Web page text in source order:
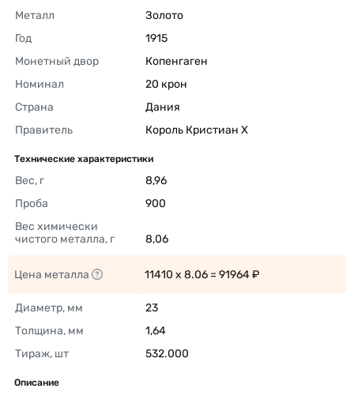
Металл
Золото
Год
1915
Монетный двор
Копенгаген
Номинал
20 крон
Страна
Дания
Правитель
Король Кристиан X
Технические характеристики
Вес, г
8,96
Проба
900
Вес химически
чистого металла, г
8,06
Цена металла 11410 x 8.06 = 91964 ₽
Диаметр, мм
23
Толщина, мм
1,64
Тираж, шт
532.000
Описание